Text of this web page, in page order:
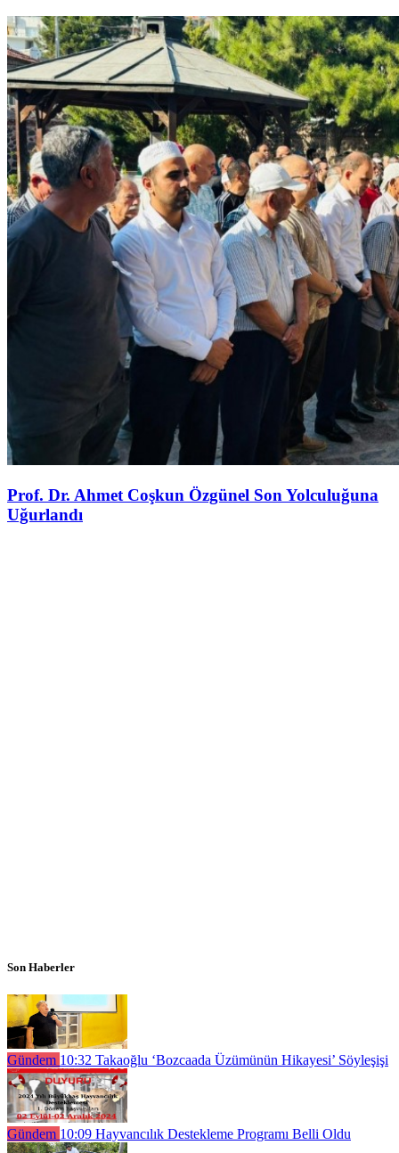
Prof. Dr. Ahmet Coşkun Özgünel Son Yolculuğuna
Uğurlandı
Son Haberler
Gündem 10:32 Takaoğlu ‘Bozcaada Üzümünün Hikayesi’ Söyleşişi
Gündem 10:09 Hayvancılık Destekleme Programı Belli Oldu